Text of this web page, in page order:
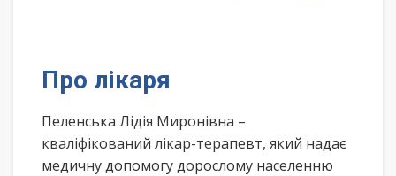
Про лікаря
Пеленська Лідія Миронівна –
кваліфікований лікар-терапевт, який надає
медичну допомогу дорослому населенню